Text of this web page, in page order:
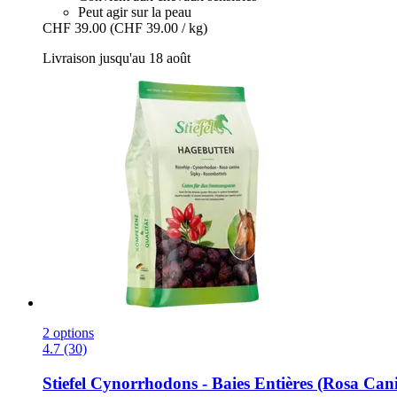
Peut agir sur la peau
CHF 39.00 (CHF 39.00 / kg)
Livraison jusqu'au 18 août
2 options
4.7 (30)
Stiefel Cynorrhodons -​ Baies Entières (Rosa